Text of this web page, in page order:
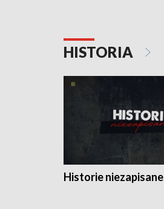
HISTORIA
Historie niezapisane